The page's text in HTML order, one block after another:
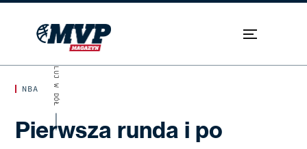
NBA
Pierwsza runda i po
SKROLUJ W DÓŁ